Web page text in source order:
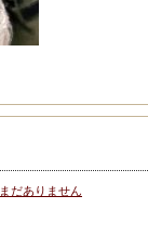
だありません